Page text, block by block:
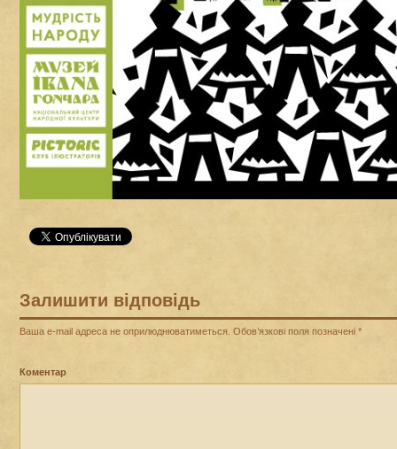
Залишити відповідь
Ваша e-mail адреса не оприлюднюватиметься. Обов’язкові поля позначені *
Коментар